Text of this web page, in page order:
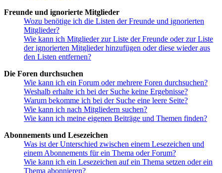
Freunde und ignorierte Mitglieder
Wozu benötige ich die Listen der Freunde und ignorierten
Mitglieder?
Wie kann ich Mitglieder zur Liste der Freunde oder zur Liste
der ignorierten Mitglieder hinzufügen oder diese wieder aus
den Listen entfernen?
Die Foren durchsuchen
Wie kann ich ein Forum oder mehrere Foren durchsuchen?
Weshalb erhalte ich bei der Suche keine Ergebnisse?
Warum bekomme ich bei der Suche eine leere Seite?
Wie kann ich nach Mitgliedern suchen?
Wie kann ich meine eigenen Beiträge und Themen finden?
Abonnements und Lesezeichen
Was ist der Unterschied zwischen einem Lesezeichen und
einem Abonnements für ein Thema oder Forum?
Wie kann ich ein Lesezeichen auf ein Thema setzen oder ein
Thema abonnieren?